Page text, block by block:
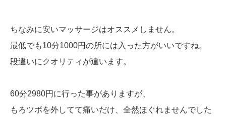
ちなみに安いマッサージはオススメしません。
最低でも10分1000円の所には入った方がいいですね。
段違いにクオリティが違います。
60分2980円に行った事がありますが、
もろツボを外してて痛いだけ、全然ほぐれませんでした